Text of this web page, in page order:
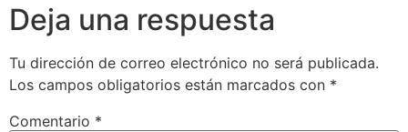
Deja una respuesta
Tu dirección de correo electrónico no será publicada.
Los campos obligatorios están marcados con *
Comentario *